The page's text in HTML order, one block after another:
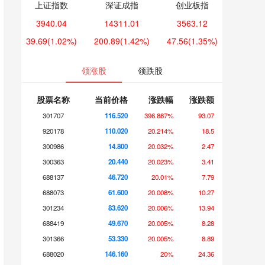
上证指数
3940.04
39.69(1.02%)
深证成指
14311.01
200.89(1.42%)
创业板指
3563.12
47.56(1.35%)
领涨股 领跌股
股票名称 当前价格 涨跌幅 涨跌额
301707 116.520 396.887%
93.07
920178
110.020 20.214%
18.5
300986
14.800 20.032%
2.47
300363
20.440 20.023%
3.41
688137
46.720 20.01%
7.79
688073
61.600 20.008%
10.27
301234
83.620 20.006%
13.94
688419
49.670 20.005%
8.28
301366
53.330 20.005%
8.89
688020
146.160 20% 24.36